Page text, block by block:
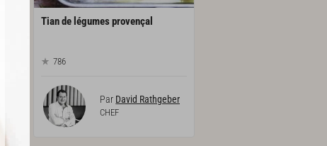
Tiande légumesprovençal
786
Par David Rathgeber
CHEF